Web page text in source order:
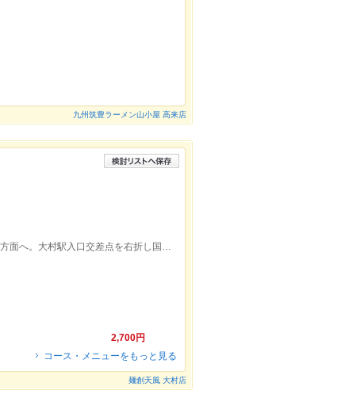
九州筑豊ラーメン山小屋 高来店
大村駅より徒歩約17分。出口を国道34号線方面へ。大村駅入口交差点を右折し国道34号線へ入る。空港南口交差点右側です。
2,700円
コース・メニューをもっと見る
麺創天風 大村店